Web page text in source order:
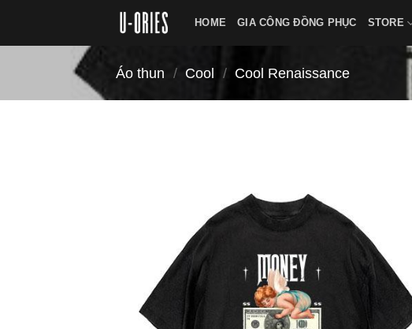
nội
HOME GIA CÔNG ĐỒNG PHỤC STORE
Áo thun / Cool / Cool Renaissance